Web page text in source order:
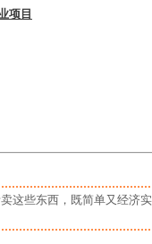
项目
些东西，既简单又经济